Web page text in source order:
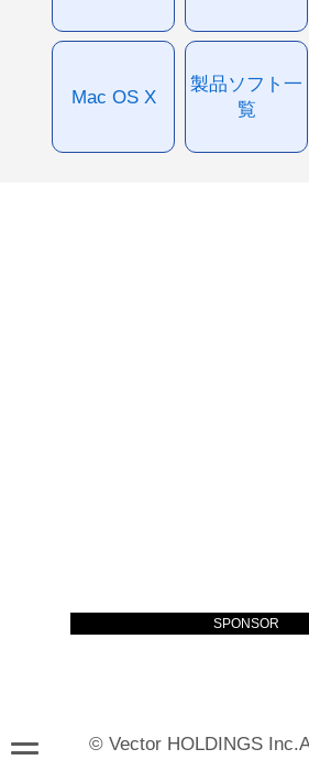
SPONSOR
Mac OS X
製品ソフト一
覧
© Vector HOLDINGS